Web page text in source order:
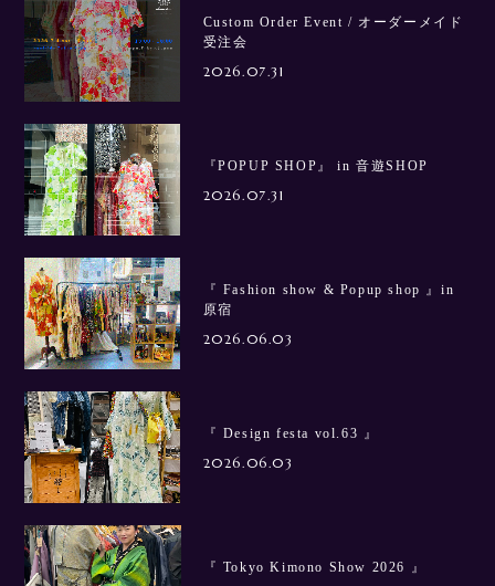
Custom Order Event / オーダーメイド
受注会
2026.07.31
『POPUP SHOP』 in 音遊SHOP
2026.07.31
『 Fashion show & Popup shop 』in
原宿
2026.06.03
『 Design festa vol.63 』
2026.06.03
『 Tokyo Kimono Show 2026 』